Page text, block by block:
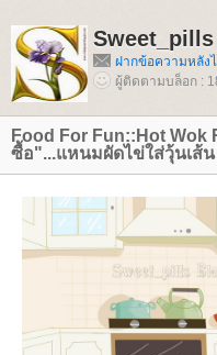
Sweet_pills
ฝากข้อความหลัง
ผู้ติดตามบล็อก :
Food For Fun::Hot Wok
ซื้อ"...แหนมผัดไข่ใส่วุ้นเส้น